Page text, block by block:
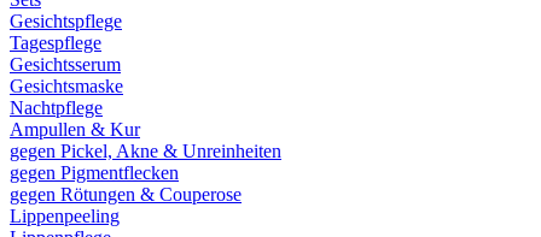
Gesichtspflege
Tagespflege
Gesichtsserum
Gesichtsmaske
Nachtpflege
Ampullen & Kur
gegen Pickel, Akne & Unreinheiten
gegen Pigmentflecken
gegen Rötungen & Couperose
Lippenpeeling